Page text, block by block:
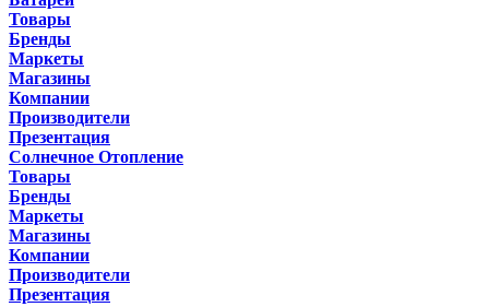
Товары
Бренды
Маркеты
Магазины
Компании
Производители
Презентация
Солнечное Отопление
Товары
Бренды
Маркеты
Магазины
Компании
Производители
Презентация